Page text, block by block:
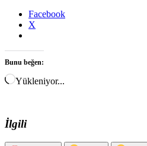
Facebook
X
Bunu beğen:
Yükleniyor...
İlgili